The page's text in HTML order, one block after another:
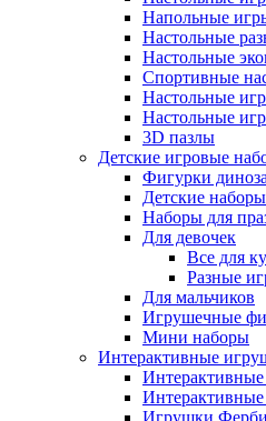
Напольные
Настольные
Настольные
Спортивные
Настольные
Настольные
3D пазлы
Детские игровые
Фигурки
Детские
Наборы для
Для девочек
Все для
Разные
Для мальчиков
Игрушечные
Мини наборы
Интерактивные